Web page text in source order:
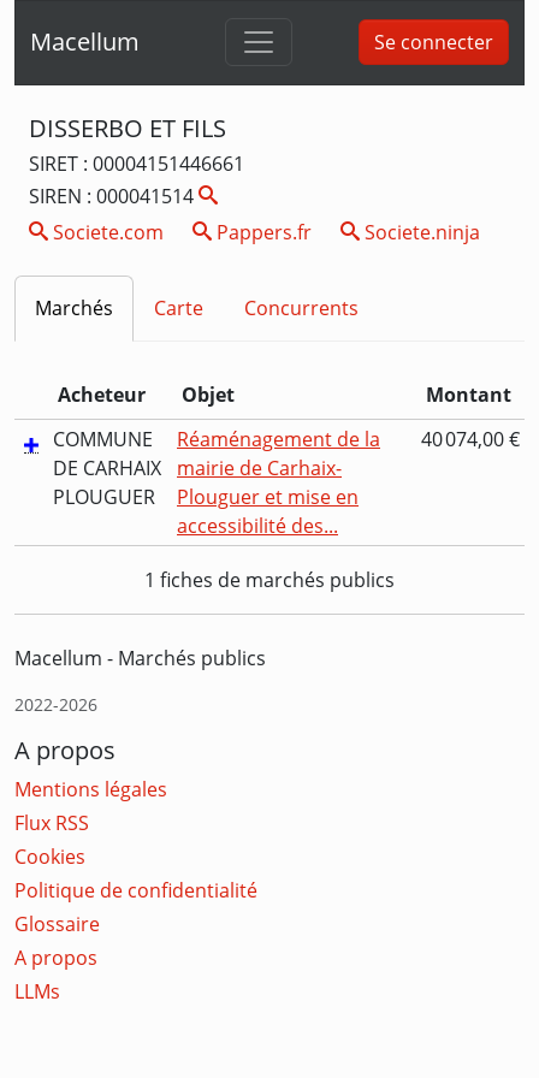
Macellum Se connecter
DISSERBO ET FILS
SIRET : 00004151446661
SIREN : 000041514
Societe.com
Pappers.fr Societe.ninja
Marchés Carte Concurrents
Acheteur Objet
Montant
COMMUNE
DE CARHAIX
PLOUGUER
Réaménagement de la
mairie de Carhaix-
Plouguer et mise en
accessibilité des...
40 074,00 €
1 fiches de marchés publics
Macellum - Marchés publics
2022-2026
A propos
Mentions légales
Flux RSS
Cookies
Politique de confidentialité
Glossaire
A propos
LLMs